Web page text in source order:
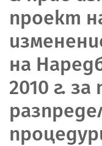
проект
на
2010 г.